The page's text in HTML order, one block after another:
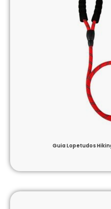
Guia Lopetudos